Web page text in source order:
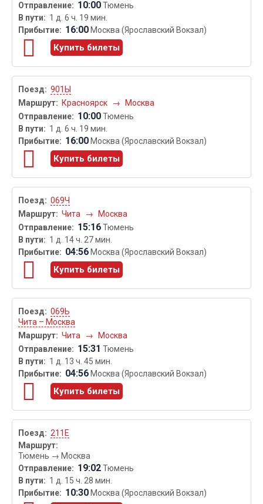
10:00Тюмень
1 д. 6 ч. 19 мин.
16:00 Москва (Ярославский Вокзал)
Купить билеты
901Ы
Красноярск
→ Москва
10:00Тюмень
1 д. 6 ч. 19 мин.
16:00 Москва (Ярославский Вокзал)
Купить билеты
069Ч
Чита
→ Москва
15:16Тюмень
1 д. 14 ч. 27 мин.
04:56 Москва (Ярославский Вокзал)
Купить билеты
069Ь
Чита – Москва
Чита
→ Москва
15:31 Тюмень
1 д. 13 ч. 45 мин.
04:56 Москва (Ярославский Вокзал)
Купить билеты
211Е
Тюмень → Москва
19:02Тюмень
1 д. 15 ч. 28 мин.
10:30 Москва (Ярославский Вокзал)